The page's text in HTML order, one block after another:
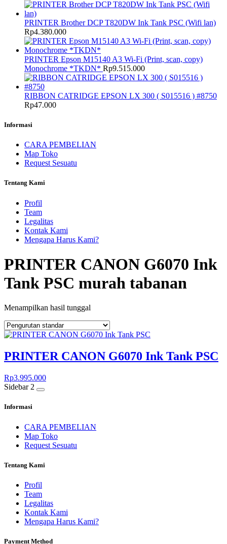
PRINTER Brother DCP T820DW Ink Tank PSC (Wifi lan)
Rp4.380.000
PRINTER Epson M15140 A3 Wi-Fi (Print, scan, copy)
Monochrome *TKDN* Rp9.515.000
RIBBON CATRIDGE EPSON LX 300 ( S015516 ) #8750
Rp47.000
Informasi
CARA PEMBELIAN
Map Toko
Request Sesuatu
Tentang Kami
Profil
Team
Legalitas
Kontak Kami
Mengapa Harus Kami?
PRINTER CANON G6070 Ink
Tank PSC murah tabanan
Menampilkan hasil tunggal
PRINTER CANON G6070 Ink Tank PSC
Rp3.995.000
Sidebar 2
Informasi
CARA PEMBELIAN
Map Toko
Request Sesuatu
Tentang Kami
Profil
Team
Legalitas
Kontak Kami
Mengapa Harus Kami?
Payment Method